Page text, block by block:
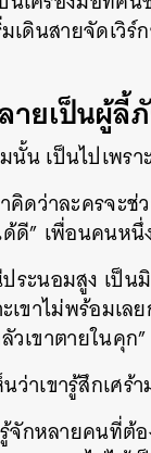
ดินสายจัดเวิร์
ายเป็นผู้ลี้
นั้น เป็นไปเพร
ดว่าละครจะช่
” เพื่อนคนหนึ่
ระนอมสูง เป็
เขาไม่พร้อมเ
เขาตายในคุก”
าเขารู้สึกเศร้
รู้จักหลายคน